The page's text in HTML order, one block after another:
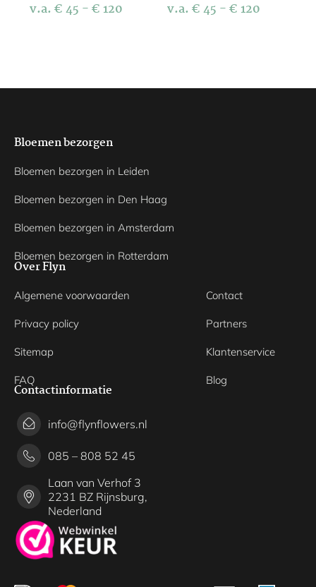
v.a.€45 -€ 120 v.a.€45 -€ 120
Bloemen bezorgen
Bloemen bezorgen in Leiden
Bloemen bezorgen in Den Haag
Bloemen bezorgen in Amsterdam
Bloemen bezorgen in Rotterdam
Over Flyn
Algemene voorwaarden
Privacy policy
Sitemap
FAQ
Contact
Partners
Klantenservice
Blog
Contactinformatie
info@flynflowers.nl
085 – 808 52 45
Laan van Verhof 3
2231 BZ Rijnsburg,
Nederland